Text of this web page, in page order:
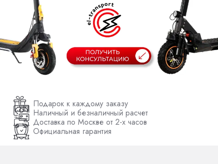
Подарок к каждому заказу
Наличный и безналичный расчет
Доставка по Москве от 2-х часов
Официальная гарантия